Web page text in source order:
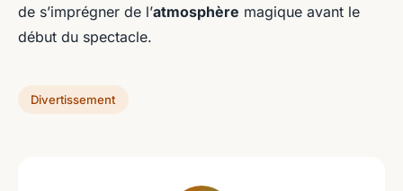
de s’imprégner de l’atmosphère magique avant le
début du spectacle.
Divertissement